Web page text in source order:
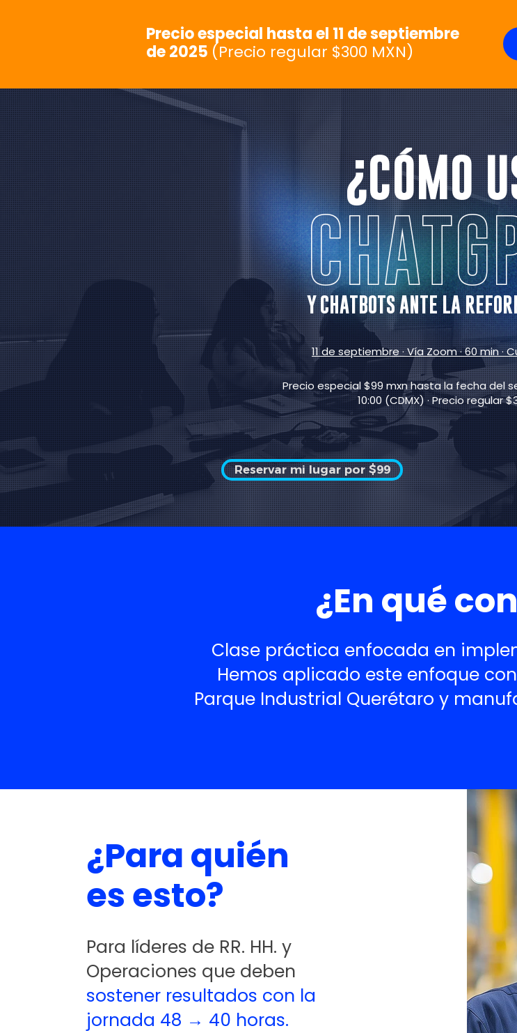
Precio especial hasta el 11 de septiembre
de 2025 (Precio regular $300 MXN)
¿CÓMO
Y CHATBOTS ANTE LA
11 de septiembre · Vía Zoom · 60 min ·
Precio especial $99 mxn hasta la fecha del
10:00 (CDMX) · Precio regular
Reservar mi lugar por $99
¿En qué
Clase práctica enfocada en
Hemos aplicado este enfoque
Parque Industrial Querétaro y
¿Para quién
es esto?
Para líderes de RR. HH. y
Operaciones que deben
sostener resultados con la
jornada 48 → 40 horas.